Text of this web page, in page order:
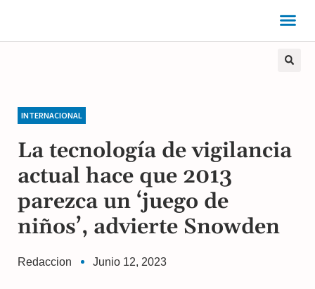
INTERNACIONAL
La tecnología de vigilancia
actual hace que 2013
parezca un ‘juego de
niños’, advierte Snowden
Redaccion Junio 12, 2023